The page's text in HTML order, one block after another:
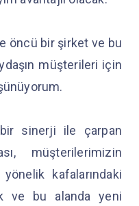
öncü bir şirket ve bu
müşterileri için
sinerji ile çarpan
müşterilerimizin
kafalarındaki
ve bu alanda yeni